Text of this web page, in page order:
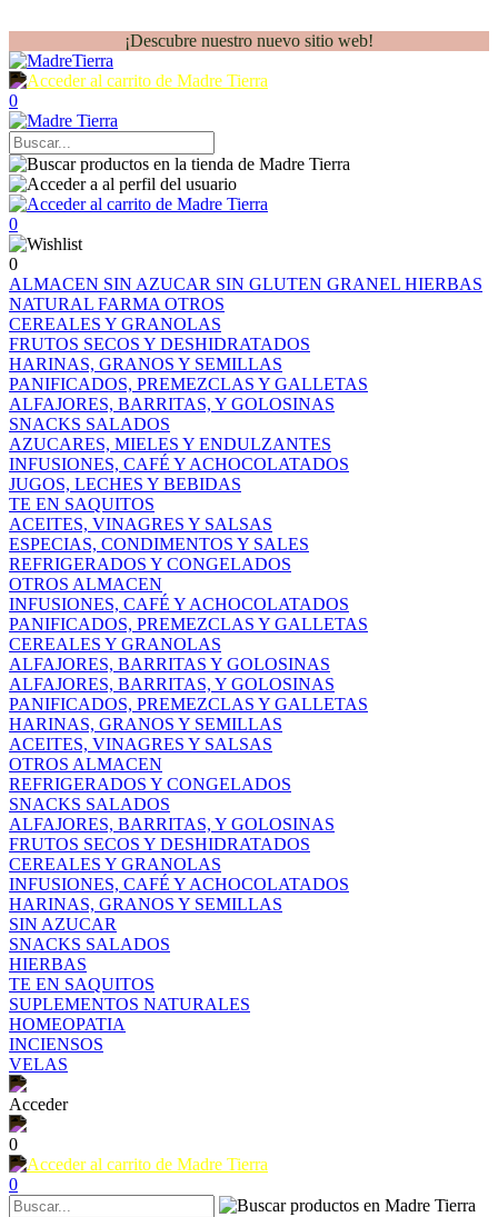
¡Descubre nuestro nuevo sitio web!
0
0
0
ALMACEN SIN AZUCAR SIN GLUTEN GRANEL HIERBAS
NATURAL FARMA OTROS
CEREALES Y GRANOLAS
FRUTOS SECOS Y DESHIDRATADOS
HARINAS, GRANOS Y SEMILLAS
PANIFICADOS, PREMEZCLAS Y GALLETAS
ALFAJORES, BARRITAS, Y GOLOSINAS
SNACKS SALADOS
AZUCARES, MIELES Y ENDULZANTES
INFUSIONES, CAFÉ Y ACHOCOLATADOS
JUGOS, LECHES Y BEBIDAS
TE EN SAQUITOS
ACEITES, VINAGRES Y SALSAS
ESPECIAS, CONDIMENTOS Y SALES
REFRIGERADOS Y CONGELADOS
OTROS ALMACEN
INFUSIONES, CAFÉ Y ACHOCOLATADOS
PANIFICADOS, PREMEZCLAS Y GALLETAS
CEREALES Y GRANOLAS
ALFAJORES, BARRITAS Y GOLOSINAS
ALFAJORES, BARRITAS, Y GOLOSINAS
PANIFICADOS, PREMEZCLAS Y GALLETAS
HARINAS, GRANOS Y SEMILLAS
ACEITES, VINAGRES Y SALSAS
OTROS ALMACEN
REFRIGERADOS Y CONGELADOS
SNACKS SALADOS
ALFAJORES, BARRITAS, Y GOLOSINAS
FRUTOS SECOS Y DESHIDRATADOS
CEREALES Y GRANOLAS
INFUSIONES, CAFÉ Y ACHOCOLATADOS
HARINAS, GRANOS Y SEMILLAS
SIN AZUCAR
SNACKS SALADOS
HIERBAS
TE EN SAQUITOS
SUPLEMENTOS NATURALES
HOMEOPATIA
INCIENSOS
VELAS
Acceder
0
0